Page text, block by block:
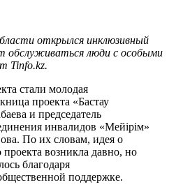
открылся инклюзивный
обслуживаться люди с особыми
Tinfo.kz.
стали молодая
проекта «Бастау
и председатель
инвалидов «Мейірім»
По их словам, идея о
возникла давно, но
благодаря
поддержке.